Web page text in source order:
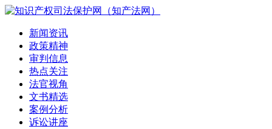
新闻资讯
政策精神
审判信息
热点关注
法官视角
文书精选
案例分析
诉讼讲座